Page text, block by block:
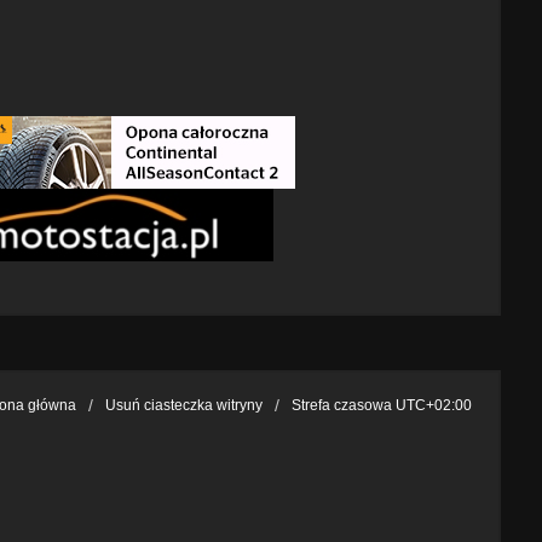
główna Usuń ciasteczka witryny Strefa czasowa UTC+02:00